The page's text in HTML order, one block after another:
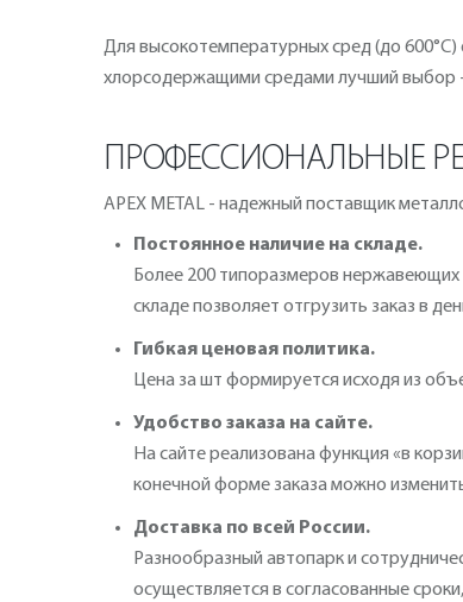
Для высокотемпературных сред (до
хлорсодержащими средами лучший выбор
ПРОФЕССИОНАЛЬНЫЕ
APEX METAL - надежный поставщик
Постоянное наличие на складе.
Более 200 типоразмеров нержавеющих
складе позволяет отгрузить заказ в
Гибкая ценовая политика.
Цена за шт формируется исходя из
Удобство заказа на сайте.
На сайте реализована функция «в
конечной форме заказа можно
Доставка по всей России.
Разнообразный автопарк и
осуществляется в согласованные